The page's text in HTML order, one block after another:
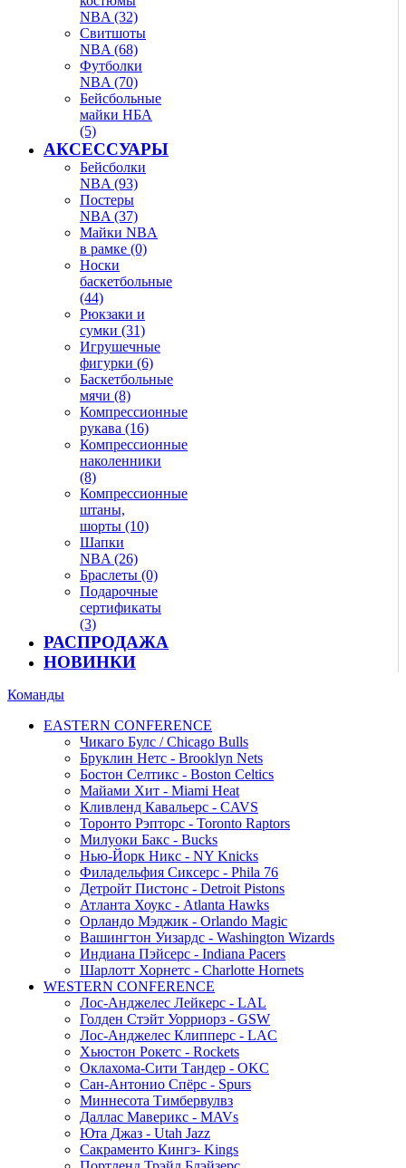
NBA (32)
Свитшоты
NBA (68)
Футболки
NBA (70)
Бейсбольные
майки НБА
(5)
АКСЕССУАРЫ
Бейсболки
NBA (93)
Постеры
NBA (37)
Майки NBA
в рамке (0)
Носки
баскетбольные
(44)
Рюкзаки и
сумки (31)
Игрушечные
фигурки (6)
Баскетбольные
мячи (8)
Компрессионные
рукава (16)
Компрессионные
наколенники
(8)
Компрессионные
штаны,
шорты (10)
Шапки
NBA (26)
Браслеты (0)
Подарочные
сертификаты
(3)
РАСПРОДАЖА
НОВИНКИ
Команды
EASTERN CONFERENCE
Чикаго Булс / Chicago Bulls
Бруклин Нетс - Brooklyn Nets
Бостон Селтикс - Boston Celtics
Майами Хит - Miami Heat
Кливленд Кавальерс - CAVS
Торонто Рэпторс - Toronto Raptors
Милуоки Бакс - Bucks
Нью-Йорк Никс - NY Knicks
Филадельфия Сиксерс - Phila 76
Детройт Пистонс - Detroit Pistons
Атланта Хоукс - Atlanta Hawks
Орландо Мэджик - Orlando Magic
Вашингтон Уизардс - Washington Wizards
Индиана Пэйсерс - Indiana Pacers
Шарлотт Хорнетс - Charlotte Hornets
WESTERN CONFERENCE
Лос-Анджелес Лейкерс - LAL
Голден Стэйт Уорриорз - GSW
Лос-Анджелес Клипперс - LAC
Хьюстон Рокетс - Rockets
Оклахома-Сити Тандер - OKC
Сан-Антонио Спёрс - Spurs
Миннесота Тимбервулвз
Даллас Маверикс - MAVs
Юта Джаз - Utah Jazz
Сакраменто Кингз- Kings